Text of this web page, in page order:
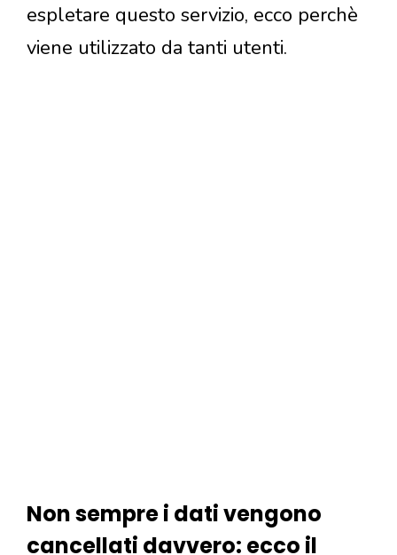
espletare questo servizio, ecco perchè
viene utilizzato da tanti utenti.
Non sempre i dati vengono
cancellati davvero: ecco il